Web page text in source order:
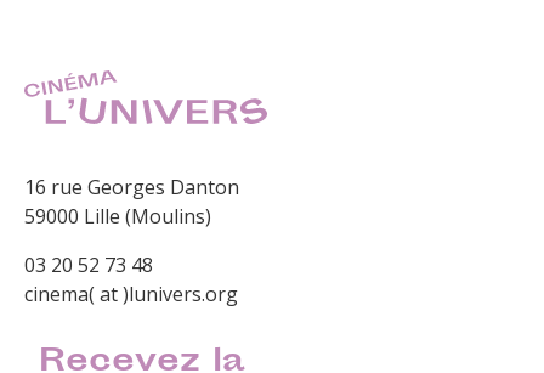
16 rue Georges Danton
59000 Lille (Moulins)
03 20 52 73 48
cinema( at )lunivers.org